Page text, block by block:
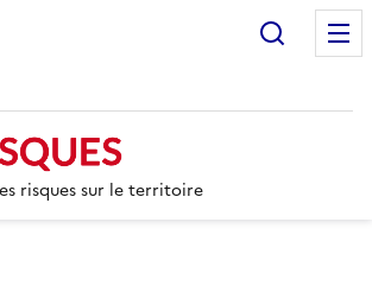
risques sur le territoire